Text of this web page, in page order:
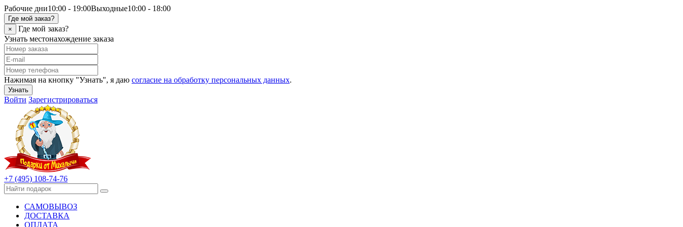
Рабочие дни10:00 - 19:00Выходные10:00 - 18:00
Где мой заказ?
×
Где мой заказ?
Узнать местонахождение заказа
Нажимая на кнопку "Узнать", я даю согласие на обработку персональных данных.
Узнать
Войти Зарегистрироваться
+7 (495) 108-74-76
САМОВЫВОЗ
ДОСТАВКА
ОПЛАТА